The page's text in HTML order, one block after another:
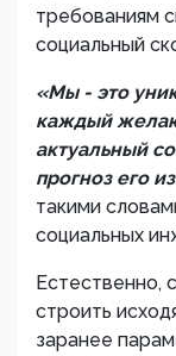
требованиям
социальный
«Мы - это
каждый
актуальный
прогноз его
такими
социальных
Естественно,
строить
заранее